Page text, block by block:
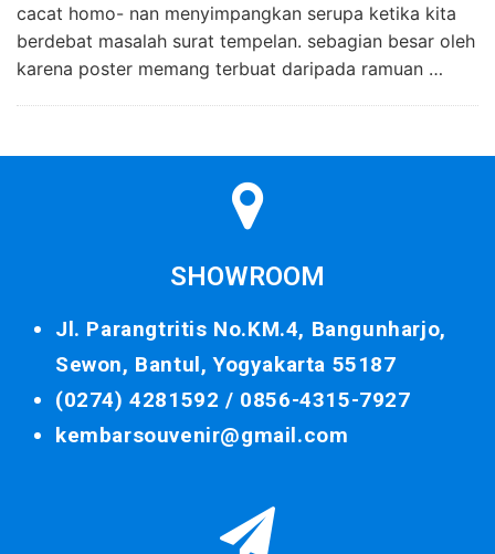
cacat homo- nan menyimpangkan serupa ketika kita
berdebat masalah surat tempelan. sebagian besar oleh
karena poster memang terbuat daripada ramuan …
SHOWROOM
Jl. Parangtritis No.KM.4, Bangunharjo,
Sewon, Bantul, Yogyakarta 55187
(0274) 4281592 / 0856-4315-7927
kembarsouvenir@gmail.com